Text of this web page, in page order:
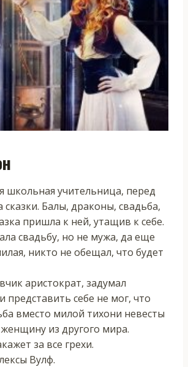
школьная учительница, перед
сказки. Балы, драконы, свадьба,
пришла к ней, утащив к себе.
свадьбу, но не мужа, да еще
никто не обещал, что будет
аристократ, задумал
представить себе не мог, что
вместо милой тихони невесты
из другого мира.
за все грехи.
Вулф.